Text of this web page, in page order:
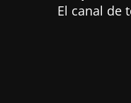
El canal de